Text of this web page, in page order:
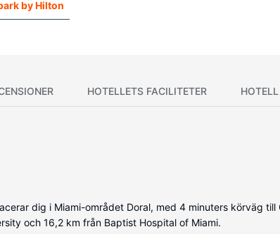
by Hilton
HOTELLETS FACILITETER
dig i Miami-området Doral, med 4 minuters körväg
och 16,2 km från Baptist Hospital of Miami.